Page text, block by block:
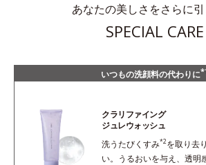
あなたの美しさをさらに
SPECIAL CARE
いつもの洗顔料の代わりに
クラリファイング
ジュレウォッシュ
洗うたびくすみ*2を取り去
い。うるおいを与え、透明